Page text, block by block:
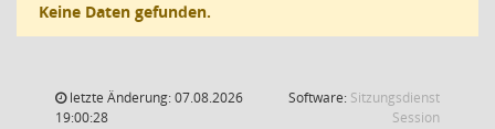
Keine Daten gefunden.
letzte Änderung: 07.08.2026
19:00:28
Software: Sitzungsdienst
Session